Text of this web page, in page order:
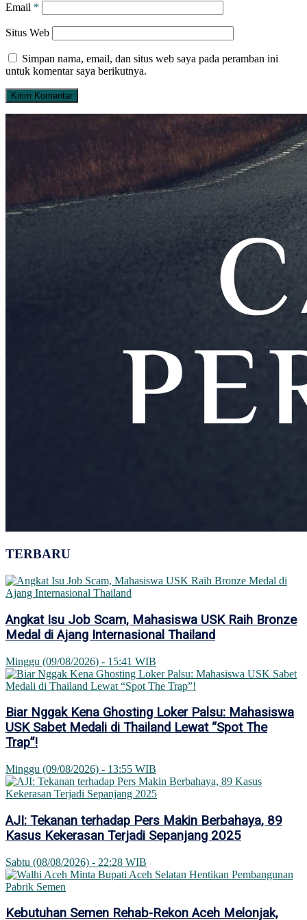
Email *
Situs Web
Simpan nama, email, dan situs web saya pada peramban ini
untuk komentar saya berikutnya.
TERBARU
Angkat Isu Job Scam, Mahasiswa USK Raih Bronze
Medal di Ajang Internasional Thailand
Minggu (09/08/2026) - 15:41 WIB
Biar Nggak Kena Ghosting Loker Palsu: Mahasiswa
USK Sabet Medali di Thailand Lewat “Spot The
Trap”!
Minggu (09/08/2026) - 13:55 WIB
AJI: Tekanan terhadap Pers Makin Berbahaya, 89
Kasus Kekerasan Terjadi Sepanjang 2025
Sabtu (08/08/2026) - 22:28 WIB
Kebutuhan Semen Rehab-Rekon Aceh Melonjak,